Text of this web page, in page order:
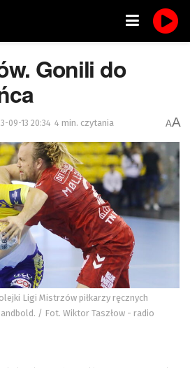
Gonili do
09-13 20:34 4 min. czytania AA
Ligi Mistrzów piłkarzy ręcznych
/ Fot. Wiktor Taszłow - radio